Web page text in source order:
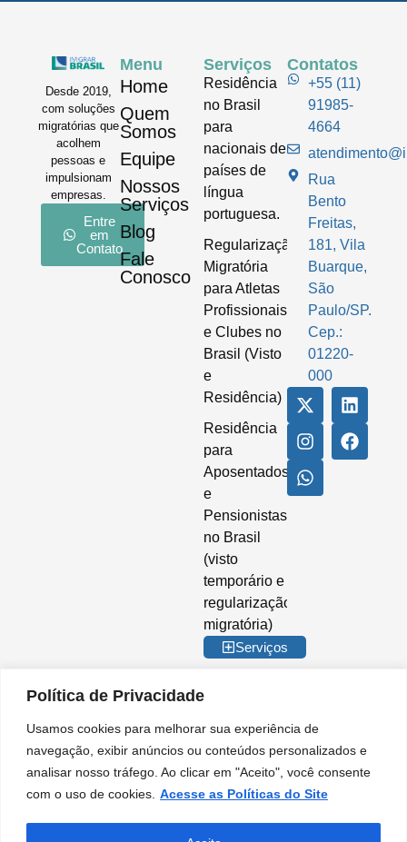
Política de Privacidade
Usamos cookies para melhorar sua experiência de
navegação, exibir anúncios ou conteúdos personalizados e
analisar nosso tráfego. Ao clicar em "Aceito", você consente
com o uso de cookies. Acesse as Políticas do Site
Desde 2019,
com soluções
migratórias que
acolhem
pessoas e
impulsionam
empresas.
Entre
em
Contato
Menu
Home
Quem
Somos
Equipe
Nossos
Serviços
Blog
Fale
Conosco
Serviços
Residência
no Brasil
para
nacionais de
países de
língua
portuguesa.
Regularização
Migratória
para Atletas
Profissionais
e Clubes no
Brasil (Visto
e
Residência)
Residência
para
Aposentados
e
Pensionistas
no Brasil
(visto
temporário e
regularização
migratória)
Serviços
Contatos
+55 (11)
91985-
4664
Rua
Bento
Freitas,
181, Vila
Buarque,
São
Paulo/SP.
Cep.:
01220-
000
35.842.274/0001-02. IMIGRAR BRASIL® é marca registrada no INPI. A
Imigrar Brasil é uma empresa privada de consultoria e assessoria
migratória. Não somos órgão do Governo Brasileiro e não mantemos
Nossos serviços são prestados de forma independente, no âmbito do setor
privado, para orientação e apoio em procedimentos migratórios.